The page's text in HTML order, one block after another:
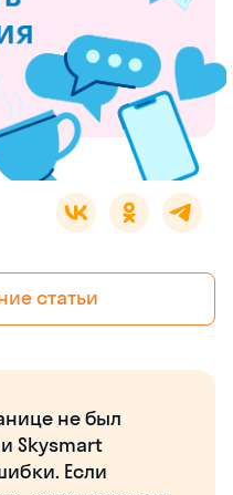
статьи
не был
Skysmart
Если